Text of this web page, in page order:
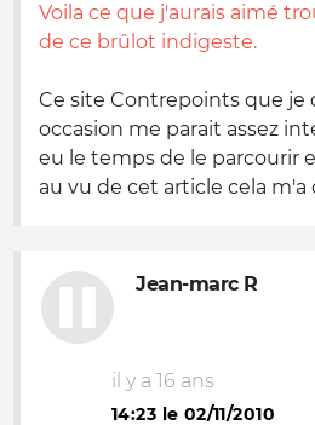
Voila ce que j'aurais aimé
de ce brûlot indigeste.
Ce site Contrepoints que je
occasion me parait assez
eu le temps de le parcourir
au vu de cet article cela m'a
Jean-marc R
il y a 16 ans
14:23 le 02/11/2010